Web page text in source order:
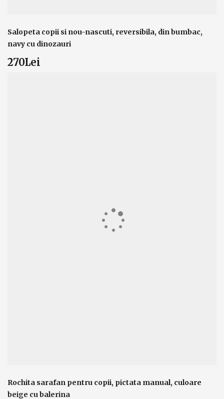
Salopeta copii si nou-nascuti, reversibila, din bumbac,
navy cu dinozauri
270Lei
Rochita sarafan pentru copii, pictata manual, culoare
beige cu balerina